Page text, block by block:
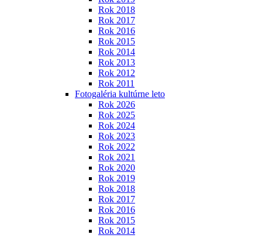
Rok 2018
Rok 2017
Rok 2016
Rok 2015
Rok 2014
Rok 2013
Rok 2012
Rok 2011
Fotogaléria kultúrne leto
Rok 2026
Rok 2025
Rok 2024
Rok 2023
Rok 2022
Rok 2021
Rok 2020
Rok 2019
Rok 2018
Rok 2017
Rok 2016
Rok 2015
Rok 2014